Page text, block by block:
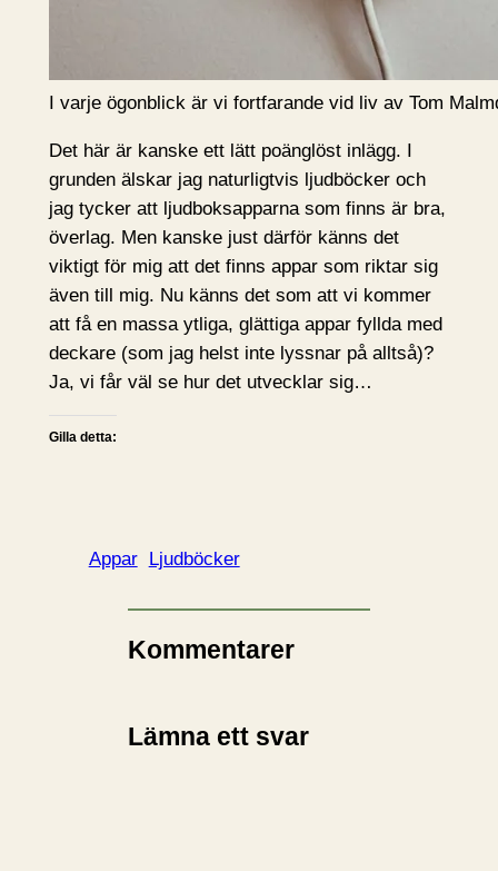
I varje ögonblick är vi fortfarande vid liv av Tom
Det här är kanske ett lätt poänglöst inlägg. I
grunden älskar jag naturligtvis ljudböcker och
jag tycker att ljudboksapparna som finns är bra,
överlag. Men kanske just därför känns det
viktigt för mig att det finns appar som riktar sig
även till mig. Nu känns det som att vi kommer
att få en massa ytliga, glättiga appar fyllda med
deckare (som jag helst inte lyssnar på alltså)?
Ja, vi får väl se hur det utvecklar sig…
Gilla detta:
Appar Ljudböcker
Kommentarer
Lämna ett svar